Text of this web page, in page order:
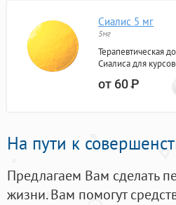
Сиалис 5 мг
5мг
Терапевтическая
Сиалиса для
от 60Р
На пути к
Предлагаем Вам сделать
жизни. Вам помогут